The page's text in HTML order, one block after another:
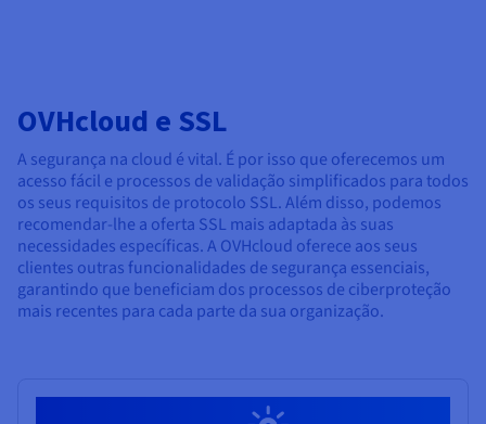
OVHcloud e SSL
A segurança na cloud é vital. É por isso que oferecemos um
acesso fácil e processos de validação simplificados para todos
os seus requisitos de protocolo SSL. Além disso, podemos
recomendar-lhe a oferta SSL mais adaptada às suas
necessidades específicas. A OVHcloud oferece aos seus
clientes outras funcionalidades de segurança essenciais,
garantindo que beneficiam dos processos de ciberproteção
mais recentes para cada parte da sua organização.